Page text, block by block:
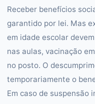
Receber benefícios
garantido por lei. Mas
em idade escolar
nas aulas, vacinação
no posto. O
temporariamente o
Em caso de suspensão